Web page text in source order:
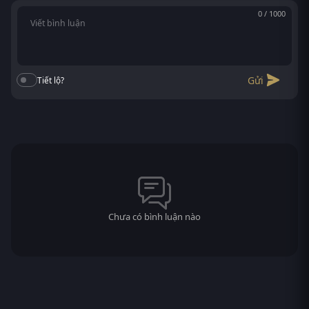
0 / 1000
Tiết lộ? Gửi
Chưa có bình luận nào